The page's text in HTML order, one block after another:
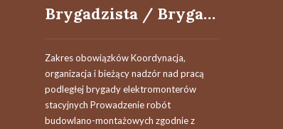
Brygadzista / Brygadzistka brygady elektromonterów stacyjnych
Zakres obowiązków Koordynacja,
organizacja i bieżący nadzór nad pracą
podległej brygady elektromonterów
stacyjnych Prowadzenie robót
budowlano-montażowych zgodnie z